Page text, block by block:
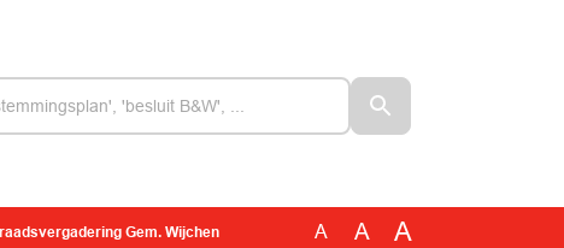
Gem. Wijchen A A A